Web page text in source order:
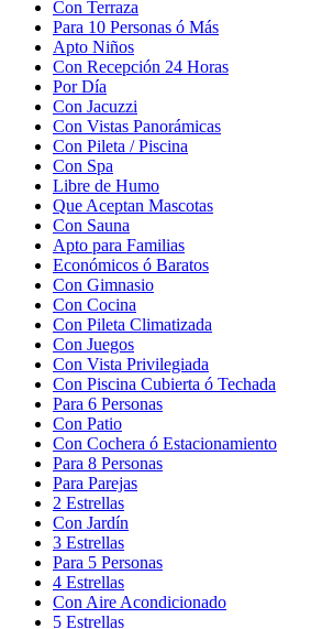
Con Terraza
Para 10 Personas ó Más
Apto Niños
Con Recepción 24 Horas
Por Día
Con Jacuzzi
Con Vistas Panorámicas
Con Pileta / Piscina
Con Spa
Libre de Humo
Que Aceptan Mascotas
Con Sauna
Apto para Familias
Económicos ó Baratos
Con Gimnasio
Con Cocina
Con Pileta Climatizada
Con Juegos
Con Vista Privilegiada
Con Piscina Cubierta ó Techada
Para 6 Personas
Con Patio
Con Cochera ó Estacionamiento
Para 8 Personas
Para Parejas
2 Estrellas
Con Jardín
3 Estrellas
Para 5 Personas
4 Estrellas
Con Aire Acondicionado
5 Estrellas